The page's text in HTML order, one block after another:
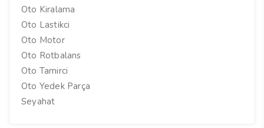
Oto Kiralama
Oto Lastikci
Oto Motor
Oto Rotbalans
Oto Tamirci
Oto Yedek Parça
Seyahat